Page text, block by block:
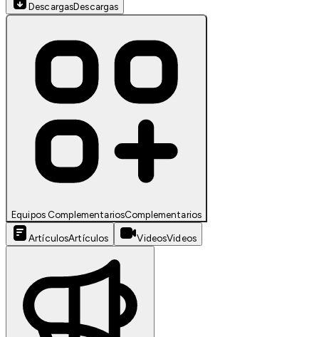
DescargasDescargas
Equipos ComplementariosComplementarios
ArtículosArtículos VideosVideos